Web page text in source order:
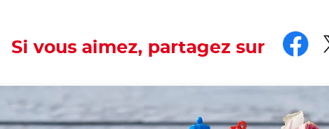
Si vous aimez, partagez sur